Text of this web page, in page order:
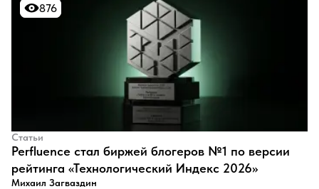
876
876
Статьи
Perfluence стал биржей блогеров №1 по версии
рейтинга «Технологический Индекс 2026»
Михаил Загваздин